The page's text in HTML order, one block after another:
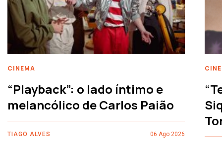
CINEMA
“Playback”: o lado íntimo e
melancólico de Carlos Paião
TIAGO ALVES 06 Ago 2026